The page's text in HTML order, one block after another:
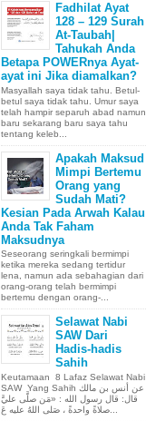
Fadhilat Ayat
128 – 129 Surah
At-Taubah|
Tahukah Anda
Betapa POWERnya Ayat-
ayat ini Jika diamalkan?
Masyallah saya tidak tahu. Betul-
betul saya tidak tahu. Umur saya
telah hampir separuh abad namun
baru sekarang baru saya tahu
tentang keleb...
Apakah Maksud
Mimpi Bertemu
Orang yang
Sudah Mati?
Kesian Pada Arwah Kalau
Anda Tak Faham
Maksudnya
Seseorang seringkali bermimpi
ketika mereka sedang tertidur
lena, namun ada sebahagian dari
orang-orang telah bermimpi
bertemu dengan orang-...
Selawat Nabi
SAW Dari
Hadis-hadis
Sahih
Keutamaan 8 Lafaz Selawat Nabi
SAW Yang Sahih عن أنس بن مالك
قال: قال رسول الله : «مَن صلَّى عليَّ